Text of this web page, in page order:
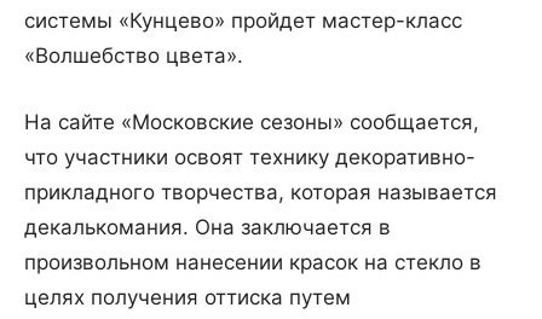
системы «Кунцево» пройдет мастер-класс
«Волшебство цвета».
На сайте «Московские сезоны» сообщается,
что участники освоят технику декоративно-
прикладного творчества, которая называется
декалькомания. Она заключается в
произвольном нанесении красок на стекло в
целях получения оттиска путем